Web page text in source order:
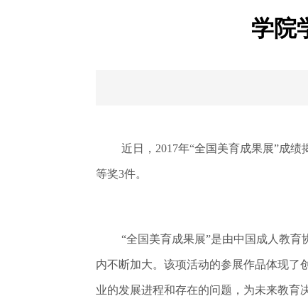
学院
近日，2017年“全国美育成果展”成
等奖3件。
“全国美育成果展”是由中国成人教
内不断加大。该项活动的参展作品体现了
业的发展进程和存在的问题，为未来教育